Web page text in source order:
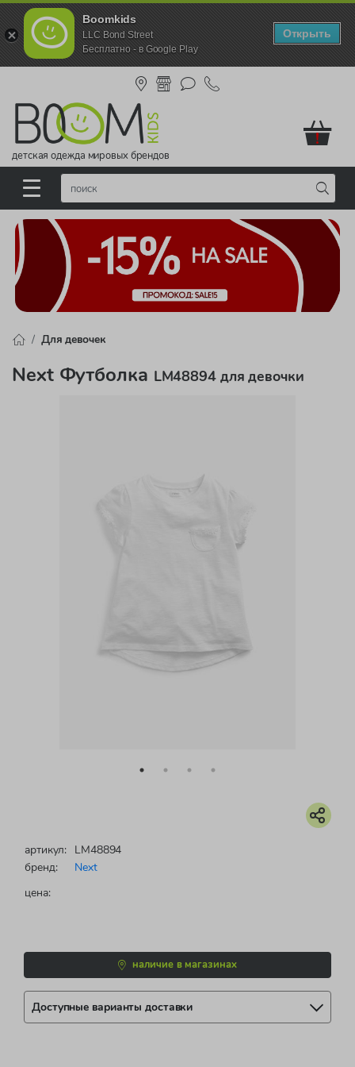
Boomkids
LLC Bond Street
Бесплатно - в Google Play
Открыть
детская одежда мировых брендов
!
Для девочек
Next Футболка LM48894 для девочки
артикул: LM48894
бренд:
Next
цена:
наличие в магазинах
Доступные варианты доставки